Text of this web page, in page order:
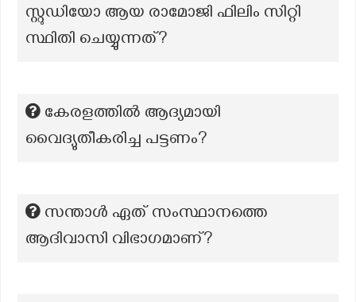
സ്റ്റുഡിയോ ആയ രാമോജി ഫിലിം സിറ്റി
സ്ഥിതി ചെയ്യുന്നത്?
കേരളത്തിൽ ആദ്യമായി
വൈദ്യുതീകരിച്ച പട്ടണം?
സന്താൾ ഏത് സംസ്ഥാനത്തെ
ആദിവാസി വിഭാഗമാണ്?